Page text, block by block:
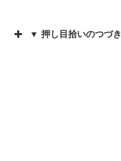
▼ 押し目拾いのつづき